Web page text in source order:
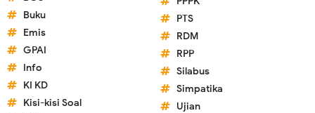
Buku
Emis
GPAI
Info
KI KD
Kisi-kisi Soal
PTS
RDM
RPP
Silabus
Simpatika
Ujian